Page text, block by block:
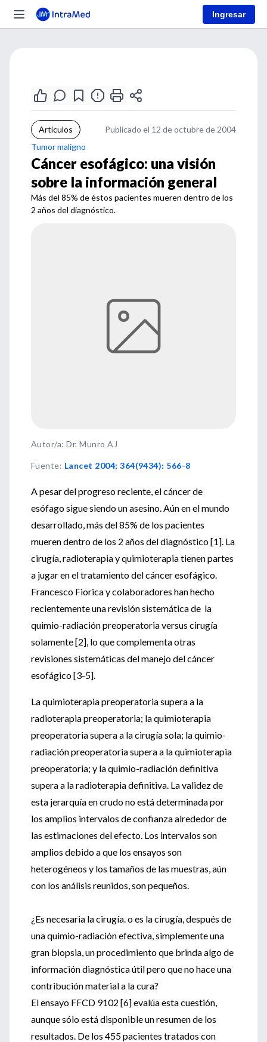
Ingresar
Artículos
Publicado el 12 de octubre de 2004
Tumor maligno
Cáncer esofágico: una visión
sobre la información general
Más del 85% de éstos pacientes mueren dentro de los
2 años del diagnóstico.
Autor/a: Dr. Munro AJ
Fuente: Lancet 2004; 364(9434): 566-8
A pesar del progreso reciente, el cáncer de
esófago sigue siendo un asesino. Aún en el mundo
desarrollado, más del 85% de los pacientes
mueren dentro de los 2 años del diagnóstico [1]. La
cirugía, radioterapia y quimioterapia tienen partes
a jugar en el tratamiento del cáncer esofágico.
Francesco Fiorica y colaboradores han hecho
recientemente una revisión sistemática de la
quimio-radiación preoperatoria versus cirugía
solamente [2], lo que complementa otras
revisiones sistemáticas del manejo del cáncer
esofágico [3-5].
La quimioterapia preoperatoria supera a la
radioterapia preoperatoria; la quimioterapia
preoperatoria supera a la cirugía sola; la quimio-
radiación preoperatoria supera a la quimioterapia
preoperatoria; y la quimio-radiación definitiva
supera a la radioterapia definitiva. La validez de
esta jerarquía en crudo no está determinada por
los amplios intervalos de confianza alrededor de
las estimaciones del efecto. Los intervalos son
amplios debido a que los ensayos son
heterogéneos y los tamaños de las muestras, aún
con los análisis reunidos, son pequeños.
¿Es necesaria la cirugía. o es la cirugía, después de
una quimio-radiación efectiva, simplemente una
gran biopsia, un procedimiento que brinda algo de
información diagnóstica útil pero que no hace una
contribución material a la cura?
El ensayo FFCD 9102 [6] evalúa esta cuestión,
aunque sólo está disponible un resumen de los
resultados. De los 455 pacientes tratados con